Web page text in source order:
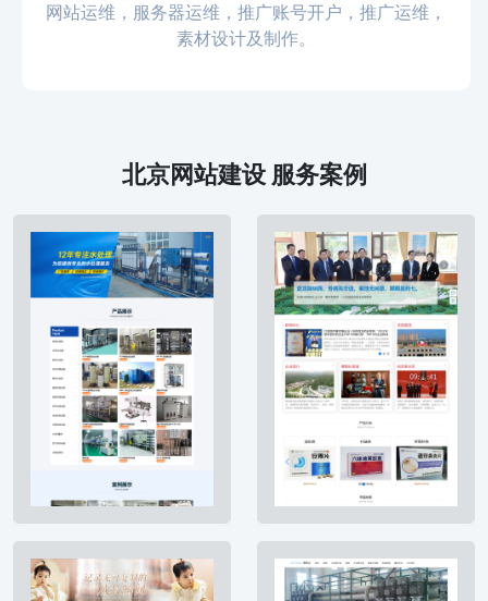
网站运维，服务器运维，推广账号开户，推广运维，
素材设计及制作。
北京网站建设 服务案例